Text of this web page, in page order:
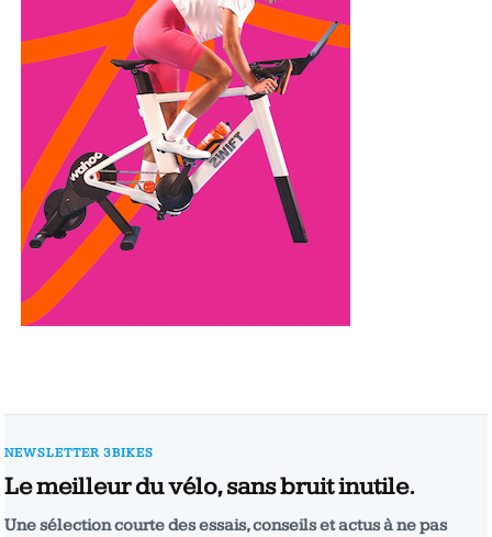
NEWSLETTER 3BIKES
Le meilleur du vélo, sans bruit inutile.
Une sélection courte des essais, conseils et actus à ne pas